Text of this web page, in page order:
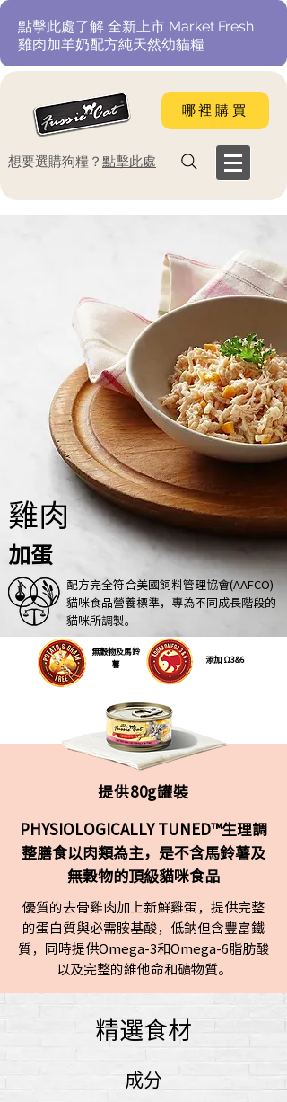
​點擊此處了解 全新上市 Market Fresh
雞肉加羊奶配方純天然幼貓糧
哪裡購買
​想要選購狗糧？ 點擊此處
雞肉
加蛋
配方完全符合美國飼料管理協會(AAFCO)
貓咪食品營養標準，專為不同成長階段的
貓咪所調製。
添加 Ω3&6
無穀物及馬鈴
薯
提供80g罐裝
PHYSIOLOGICALLY TUNED™生理調
整膳食以肉類為主，是不含馬鈴薯及
無穀物的頂級貓咪食品
優質的去骨雞肉加上新鮮雞蛋，提供完整
的蛋白質與必需胺基酸，低鈉但含豐富鐵
質，同時提供Omega-3和Omega-6脂肪酸
以及完整的維他命和礦物質。
精選食材
成分